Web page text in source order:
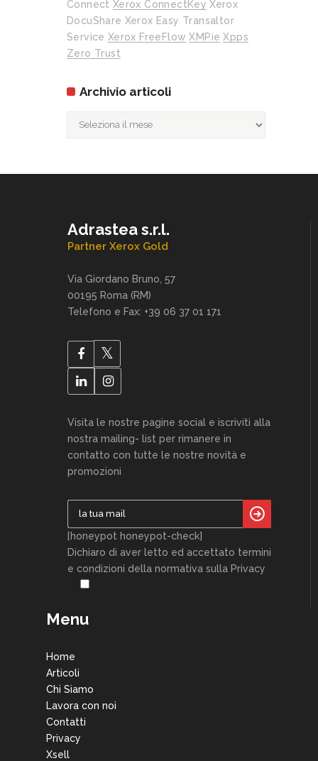
Connect Xerox ConnectKey Xerox
DocuShare Xerox Easy Transaltor
Service Xerox FreeFlow XMPie Xpps
Zero Trust
Archivio articoli
Archivio
Adrastea s.r.l.
Partner Xerox Gold
Via Giordano Bruno, 57
00195 Roma (RM)
Telefono e Fax: +39 06 37 01 171
Visita le nostre pagine social e iscriviti alla
nostra mailing- list per rimanere in
contatto con tutte le nostre novità e
promozioni
[honeypot honeypot-check]
Dichiaro di aver letto ed accettato termini
e condizioni della normativa sulla Privacy
Menu
Home
Articoli
Chi Siamo
Lavora con noi
Contatti
Privacy
Xsell